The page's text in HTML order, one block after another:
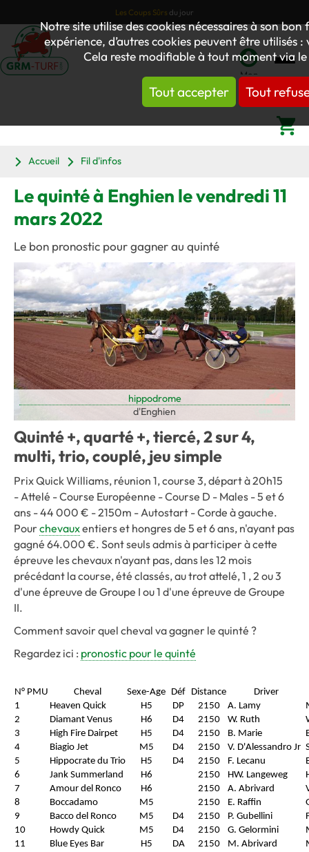
Notre site utilise des cookies nécessaires à son
expérience, d’autres cookies peuvent être utilisés
Cela reste modifiable à tout moment via
Tout accepter Tout
Les Coups Sûrs du jour
Mon
compte
Accueil
Fil d'infos
Le quinté à Enghien le vendredi 11
mars 2022
Le bon pronostic pour gagner au quinté
hippodrome
d'Enghien
Quinté +, quarté +, tiercé, 2 sur 4,
multi, trio, couplé, jeu simple
Prix Quick Williams, réunion 1, course 3, départ à 20h15
- Attelé - Course Européenne - Course D - Males - 5 et 6
ans - 44 000 € - 2150m - Autostart - Corde à gauche.
Pourchevauxentiers et hongres de 5 et 6 ans, n'ayant pas
gagné 64.000 €. Sont seuls admis à participer à cette
épreuve les chevaux n'ayant pas, dans les 12 mois
précédant la course, été classés, au trot attelé, 1 , 2 ou 3
d'une épreuve de Groupe I ou 1 d'une épreuve de Groupe
II.
Comment savoir quel cheval va gagner le quinté ?
Regardez ici : pronostic pour le quinté
N° PMU Cheval Sexe-Age Déf Distance
Driver
1
Heaven Quick H5 DP 2150 A. Lamy
2
Diamant Venus H6 D4 2150 W. Ruth
3
High Fire Dairpet H5 D4 2150 B. Marie
4
Biagio Jet M5 D4 2150 V. D'Alessandro Jr
5
Hippocrate du Trio H5 D4 2150 F. Lecanu
6
Jank Summerland H6 2150 HW. Langeweg
7
Amour del Ronco H6 2150 A. Abrivard
8
Boccadamo M5 2150 E. Raffin
9
Bacco del Ronco M5 D4 2150 P. Gubellini
10
Howdy Quick M5 D4 2150 G. Gelormini
11
Blue Eyes Bar H5 DA 2150 M. Abrivard